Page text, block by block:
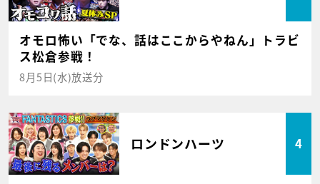
オモロ怖い「でな、話はここからやねん」トラビ
ス松倉参戦！
8月5日(水)放送分
ロンドンハーツ 4